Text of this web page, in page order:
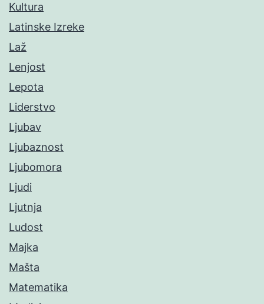
Kultura
Latinske Izreke
Laž
Lenjost
Lepota
Liderstvo
Ljubav
Ljubaznost
Ljubomora
Ljudi
Ljutnja
Ludost
Majka
Mašta
Matematika